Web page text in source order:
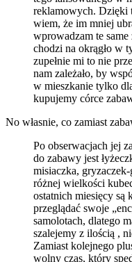
reklamowych. Dzięki
wiem, że im mniej
wprowadzam te
chodzi na okrągło w
zupełnie mi to nie
nam zależało, by
w mieszkanie tylko
kupujemy córce
No własnie, co zamiast
Po obserwacjach jej
do zabawy jest
misiaczka,
różnej wielkości
ostatnich miesięcy są
przeglądać swoje
samolotach, dlatego
szalejemy z ilością ,
Zamiast kolejnego
wolny czas, który